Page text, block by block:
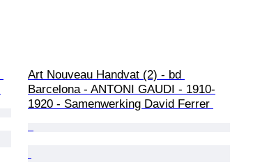
Art Nouveau Handvat (2) - bd
Barcelona - ANTONI GAUDI - 1910-
1920 - Samenwerking David Ferrer